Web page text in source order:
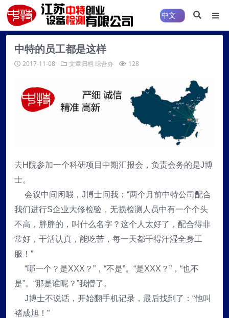
中特的员工都是这样
2017-11-08 文章归档 综合办 128
去H院参加一个科研项目中期汇报会，负责会务的是J博
士。
会议中间闲暇，J博士问我：“两个月前中特公司配合
我们进行S企业大修检验，无损检测人员中有一个个头
不高，胖胖的，叫什么名字？这个人太好了，配合得非
常好，干活认真，能吃苦，每一天都干得汗湿全身工
服！”
“哪一个？是XXX？”，“不是”。“是XXX？”，“也不
是”。“那是谁呢？”我懵了。
J博士不说话，开始翻手机记录，最后找到了：“他叫
褚成旭！”